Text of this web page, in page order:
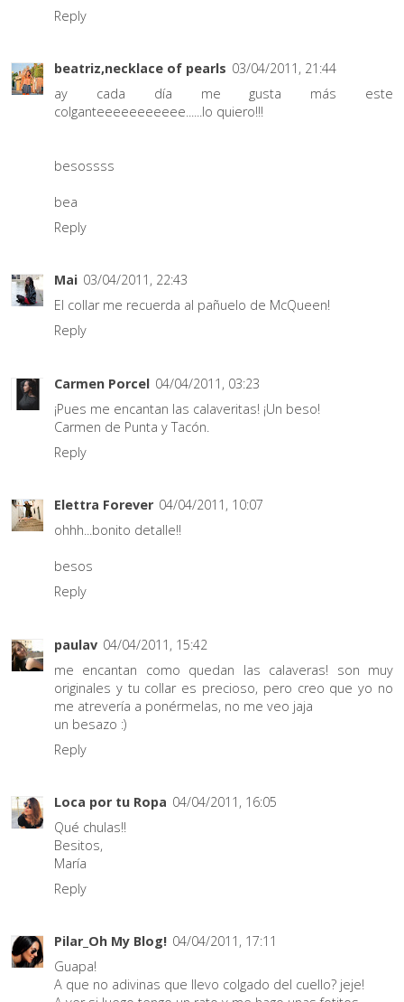
Reply
beatriz,necklace of pearls 03/04/2011, 21:44
ay cada día me gusta más este
colganteeeeeeeeeee......lo quiero!!!
besossss
bea
Reply
Mai 03/04/2011, 22:43
El collar me recuerda al pañuelo de McQueen!
Reply
Carmen Porcel 04/04/2011, 03:23
¡Pues me encantan las calaveritas! ¡Un beso!
Carmen de Punta y Tacón.
Reply
Elettra Forever 04/04/2011, 10:07
ohhh...bonito detalle!!
besos
Reply
paulav 04/04/2011, 15:42
me encantan como quedan las calaveras! son muy
originales y tu collar es precioso, pero creo que yo no
me atrevería a ponérmelas, no me veo jaja
un besazo :)
Reply
Loca por tu Ropa 04/04/2011, 16:05
Qué chulas!!
Besitos,
María
Reply
Pilar_Oh My Blog! 04/04/2011, 17:11
Guapa!
A que no adivinas que llevo colgado del cuello? jeje!